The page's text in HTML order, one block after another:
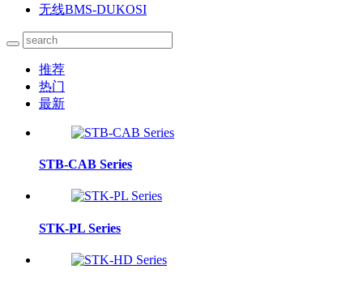
无线BMS-DUKOSI
推荐
热门
最新
STB-CAB Series
STK-PL Series